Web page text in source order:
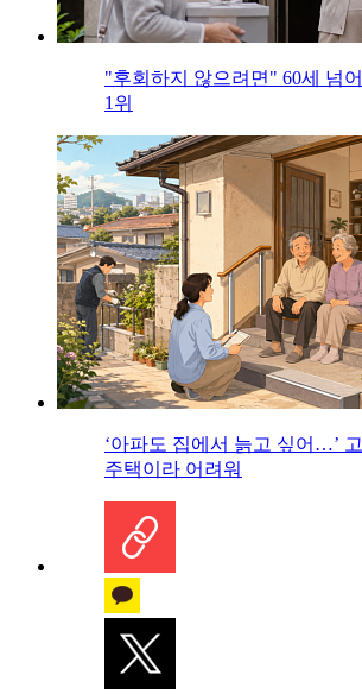
"후회하지 않으려면" 60세 넘
1위
‘아파도 집에서 늙고 싶어…’
주택이라 어려워